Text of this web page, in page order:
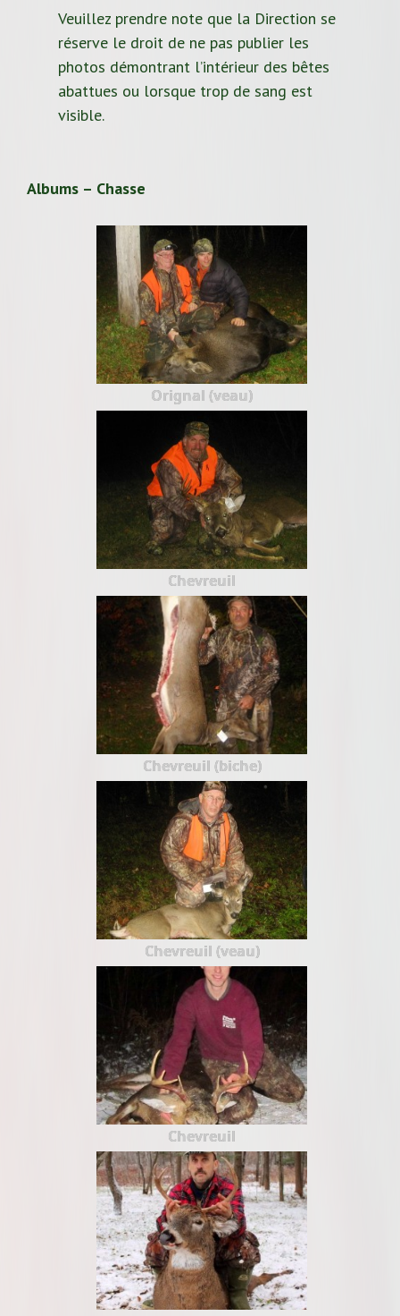
Veuillez prendre note que la Direction se
réserve le droit de ne pas publier les
photos démontrant l’intérieur des bêtes
abattues ou lorsque trop de sang est
visible.
Albums – Chasse
Orignal (veau)
Chevreuil
Chevreuil (biche)
Chevreuil (veau)
Chevreuil